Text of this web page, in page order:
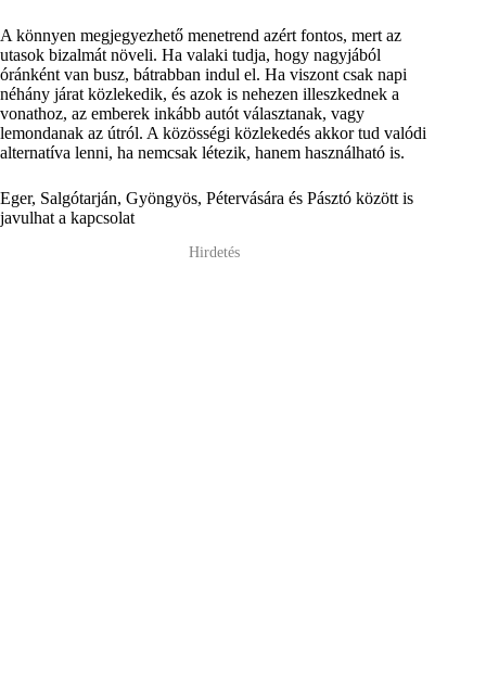
A könnyen megjegyezhető menetrend azért fontos, mert az
utasok bizalmát növeli. Ha valaki tudja, hogy nagyjából
óránként van busz, bátrabban indul el. Ha viszont csak napi
néhány járat közlekedik, és azok is nehezen illeszkednek a
vonathoz, az emberek inkább autót választanak, vagy
lemondanak az útról. A közösségi közlekedés akkor tud valódi
alternatíva lenni, ha nemcsak létezik, hanem használható is.
Eger, Salgótarján, Gyöngyös, Pétervására és Pásztó között is
javulhat a kapcsolat
Hirdetés